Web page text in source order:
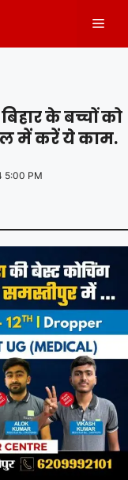
के बच्चों को
में करें ये काम.
5:00 PM